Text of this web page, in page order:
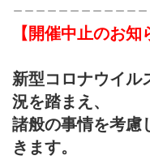
【開催中止のお知
新型コロナウイル
況を踏まえ、
諸般の事情を考慮
きます。